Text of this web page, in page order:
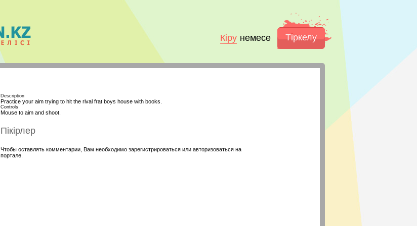
Кіру немесе Тіркелу
Description
Practice your aim trying to hit the rival frat boys house with books.
Controls
Mouse to aim and shoot.
Пікірлер
Чтобы оставлять комментарии, Вам необходимо зарегистрироваться или авторизоваться на
портале.